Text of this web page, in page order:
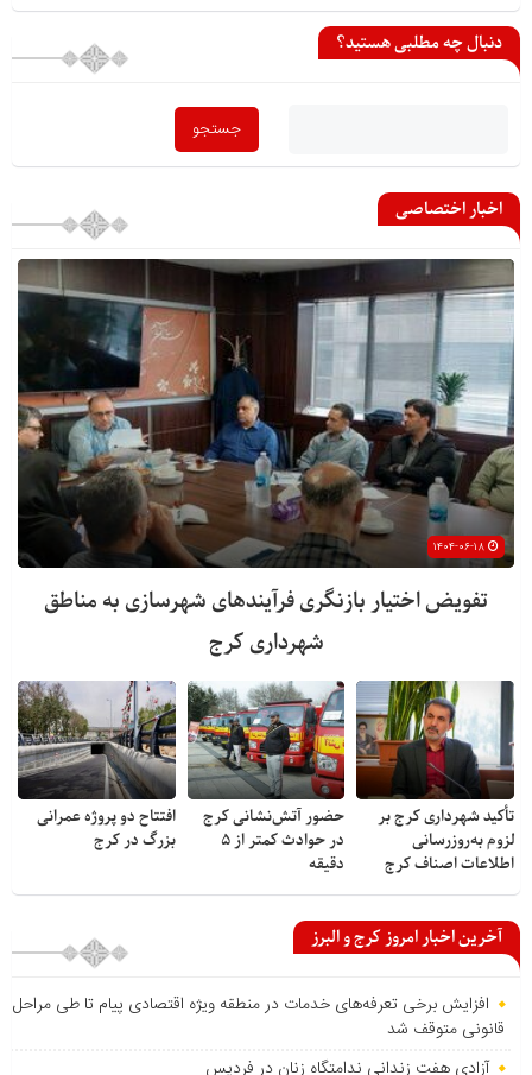
دنبال چه مطلبی هستید؟
اخبار اختصاصی
تفویض اختیار بازنگری فرآیندهای شهرسازی به مناطق
شهرداری کرج
تأکید شهرداری کرج بر
لزوم به‌روزرسانی
اطلاعات اصناف کرج
حضور آتش‌نشانی کرج
در حوادث کمتر از ۵
دقیقه
افتتاح دو پروژه عمرانی
بزرگ در کرج
آخرین اخبار امروز کرج و البرز
افزایش برخی تعرفه‌های خدمات در منطقه ویژه اقتصادی پیام تا طی مراحل
قانونی متوقف شد